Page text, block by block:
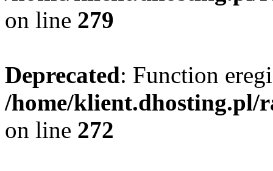
on line 279
Deprecated: Function
/home/klient.dhosting.pl/
on line 272